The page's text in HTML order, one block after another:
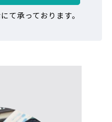
て承っております。